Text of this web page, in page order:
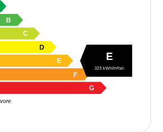
B
C
D
E
F
G
E
323 kWh/m²/an